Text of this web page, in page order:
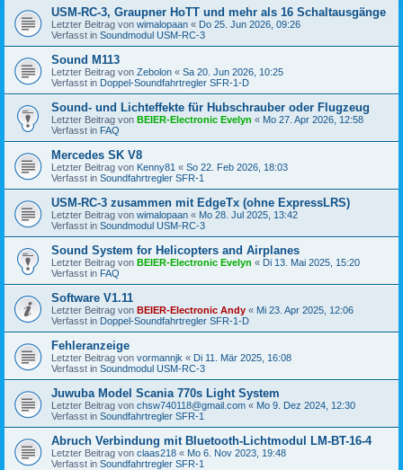
USM-RC-3, Graupner HoTT und mehr als 16 Schaltausgänge
Letzter Beitrag von wimalopaan « Do 25. Jun 2026, 09:26
Verfasst in Soundmodul USM-RC-3
Sound M113
Letzter Beitrag von Zebolon « Sa 20. Jun 2026, 10:25
Verfasst in Doppel-Soundfahrtregler SFR-1-D
Sound- und Lichteffekte für Hubschrauber oder Flugzeug
Letzter Beitrag von BEIER-Electronic Evelyn « Mo 27. Apr 2026, 12:58
Verfasst in FAQ
Mercedes SK V8
Letzter Beitrag von Kenny81 « So 22. Feb 2026, 18:03
Verfasst in Soundfahrtregler SFR-1
USM-RC-3 zusammen mit EdgeTx (ohne ExpressLRS)
Letzter Beitrag von wimalopaan « Mo 28. Jul 2025, 13:42
Verfasst in Soundmodul USM-RC-3
Sound System for Helicopters and Airplanes
Letzter Beitrag von BEIER-Electronic Evelyn « Di 13. Mai 2025, 15:20
Verfasst in FAQ
Software V1.11
Letzter Beitrag von BEIER-Electronic Andy « Mi 23. Apr 2025, 12:06
Verfasst in Doppel-Soundfahrtregler SFR-1-D
Fehleranzeige
Letzter Beitrag von vormannjk « Di 11. Mär 2025, 16:08
Verfasst in Soundmodul USM-RC-3
Juwuba Model Scania 770s Light System
Letzter Beitrag von chsw740118@gmail.com « Mo 9. Dez 2024, 12:30
Verfasst in Soundfahrtregler SFR-1
Abruch Verbindung mit Bluetooth-Lichtmodul LM-BT-16-4
Letzter Beitrag von claas218 « Mo 6. Nov 2023, 19:48
Verfasst in Soundfahrtregler SFR-1